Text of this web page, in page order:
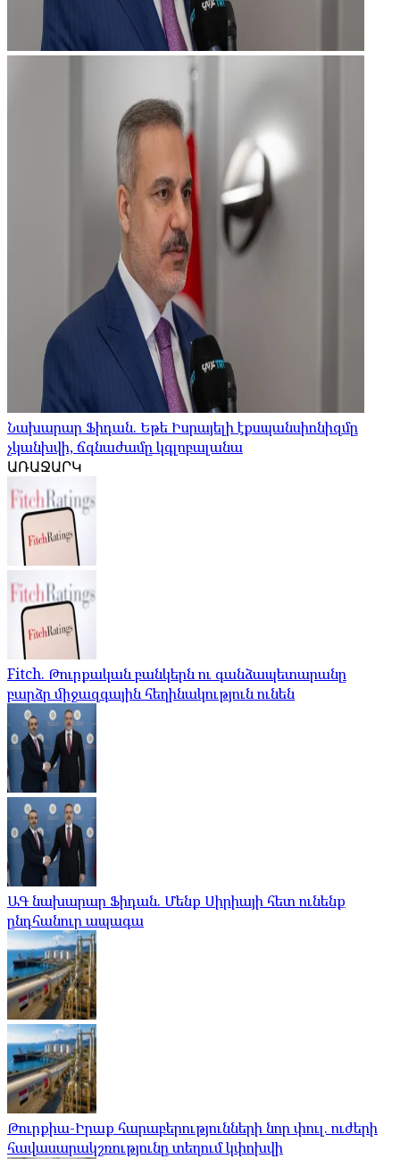
Նախարար Ֆիդան. Եթե Իսրայելի էքսպանսիոնիզմը
չկանխվի, ճգնաժամը կգլոբալանա
ԱՌԱՋԱՐԿ
Fitch. Թուրքական բանկերն ու գանձապետարանը
բարձր միջազգային հեղինակություն ունեն
ԱԳ նախարար Ֆիդան. Մենք Սիրիայի հետ ունենք
ընդհանուր ապագա
Թուրքիա-Իրաք հարաբերությունների նոր փուլ. ուժերի
հավասարակշռությունը տեղում կփոխվի